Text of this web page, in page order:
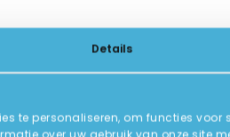
Details
te personaliseren, om functies
over uw gebruik van onze site
INFORMATIE